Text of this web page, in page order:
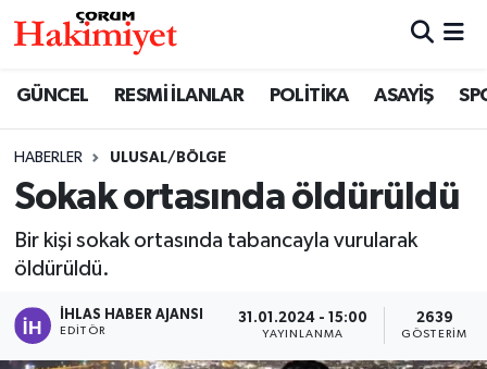
GÜNCEL RESMİ İLANLAR POLİTİKA ASAYİŞ
HABERLER ULUSAL/BÖLGE
Sokak ortasında öldürüldü
Bir kişi sokak ortasında tabancayla vurularak
öldürüldü.
İHLAS HABER AJANSI
EDITÖR
31.01.2024 - 15:00
YAYINLANMA
2639
GÖSTERIM
SAĞLIK
ASAYİŞ
EKONOMİ
GÜNCEL
Nöbetçi Eczaneler
Çorum Namaz Vakitleri
Trafik Durumu
Süper Lig Puan Durumu ve Fikstür
Tüm Manşetler